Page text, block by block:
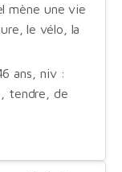
mène une vie
le vélo, la
ans, niv :
tendre, de